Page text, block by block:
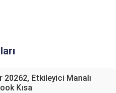
20262, Etkileyici Manalı
Kısa